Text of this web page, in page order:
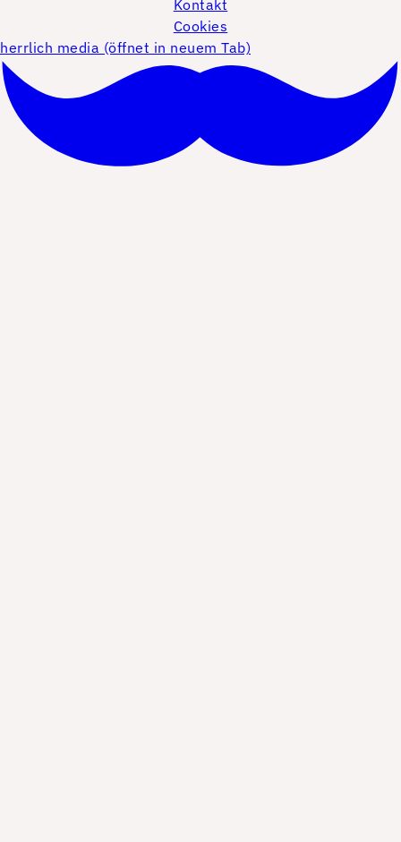
Kontakt
Cookies
herrlich media (öffnet in neuem Tab)